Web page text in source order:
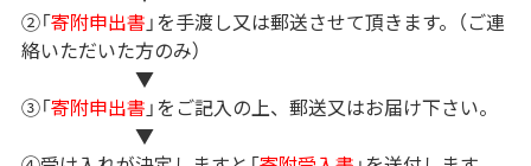
②「寄附申出書 」を手渡し又は郵送させて頂きます。（ご連
絡いただいた方のみ）
▼
③「寄附申出書 」をご記入の上、郵送又はお届け下さい。
▼